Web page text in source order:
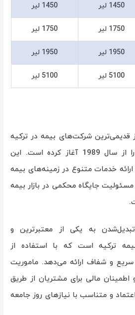
1450 لیر 1450 لیر
1750 لیر 1750 لیر
1950 لیر 1950 لیر
5100 لیر 5100 لیر
قدیمی‌ترین شرکت‌های بیمه در ترکیه
است که فعالیت خود را از سال 1989 آغاز کرده است. این
خدمات متنوع در زمینه‌های بیمه
جایگاه محکمی در بازار بیمه
به یکی از معتبرترین و
ترکیه است که با استفاده از
سریع و شفاف ارائه می‌دهد. ماموریت
مالی برای مشتریان از طریق
و متناسب با نیازهای روز جامعه